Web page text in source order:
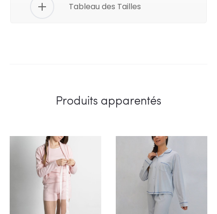
Tableau des Tailles
Produits apparentés